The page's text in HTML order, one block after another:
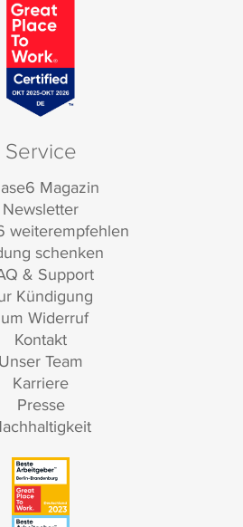
Service
Magazin
Newsletter
weiterempfehlen
schenken
& Support
Kündigung
Widerruf
Kontakt
Unser Team
Karriere
Presse